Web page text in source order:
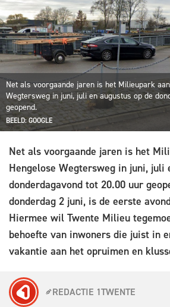
Net als voorgaande jaren is het Milieupark
Wegtersweg in juni, juli en augustus op de
geopend.
BEELD: GOOGLE
Net als voorgaande jaren is het
Hengelose Wegtersweg in juni, juli
donderdagavond tot 20.00 uur
donderdag 2 juni, is de eerste
Hiermee wil Twente Milieu
behoefte van inwoners die juist in
vakantie aan het opruimen en
REDACTIE 1TWENTE